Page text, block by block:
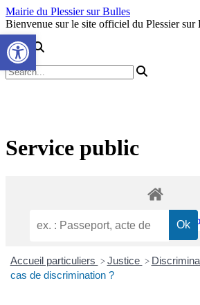
Skip
to
content
Mairie du Plessier sur Bulles
Bienvenue sur le site officiel du Plessier sur
Service public
Accueil particuliers > Justice >
cas de discrimination ?
Ouvrir la barre d’outils